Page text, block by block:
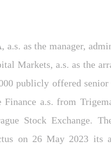
as the manager,
Markets, a.s. as the
publicly offered senior
Finance a.s. from
Stock Exchange.
on 26 May 2023 its